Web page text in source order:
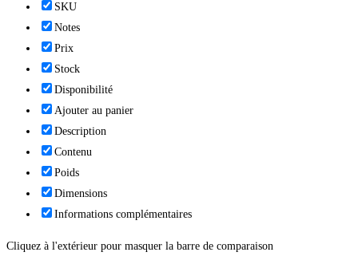
SKU
Notes
Prix
Stock
Disponibilité
Ajouter au panier
Description
Contenu
Poids
Dimensions
Informations complémentaires
Cliquez à l'extérieur pour masquer la barre de comparaison